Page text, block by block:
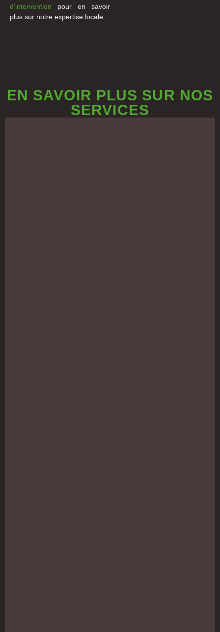
d’intervention pour en savoir
plus sur notre expertise locale.
EN SAVOIR PLUS SUR NOS
SERVICES